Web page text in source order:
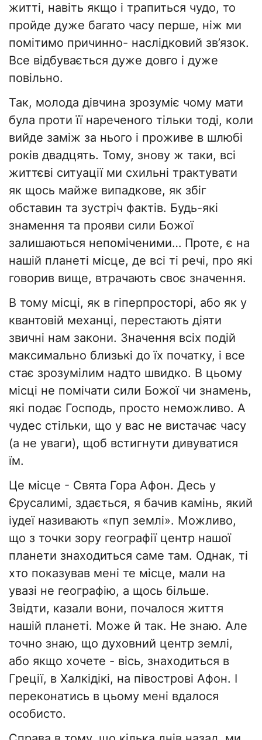
житті, навіть якщо і трапиться чудо, то
пройде дуже багато часу перше, ніж ми
помітимо причинно- наслідковий зв’язок.
Все відбувається дуже довго і дуже
повільно.
Так, молода дівчина зрозуміє чому мати
була проти її нареченого тільки тоді, коли
вийде заміж за нього і проживе в шлюбі
років двадцять. Тому, знову ж таки, всі
життєві ситуації ми схильні трактувати
як щось майже випадкове, як збіг
обставин та зустріч фактів. Будь-які
знамення та прояви сили Божої
залишаються непоміченими… Проте, є на
нашій планеті місце, де всі ті речі, про які
говорив вище, втрачають своє значення.
В тому місці, як в гіперпросторі, або як у
квантовій механці, перестають діяти
звичні нам закони. Значення всіх подій
максимально близькі до їх початку, і все
стає зрозумілим надто швидко. В цьому
місці не помічати сили Божої чи знамень,
які подає Господь, просто неможливо. А
чудес стільки, що у вас не вистачає часу
(а не уваги), щоб встигнути дивуватися
їм.
Це місце - Свята Гора Афон. Десь у
Єрусалимі, здається, я бачив камінь, який
іудеї називають «пуп землі». Можливо,
що з точки зору географії центр нашої
планети знаходиться саме там. Однак, ті
хто показував мені те місце, мали на
увазі не географію, а щось більше.
Звідти, казали вони, почалося життя
нашій планеті. Може й так. Не знаю. Але
точно знаю, що духовний центр землі,
або якщо хочете - вісь, знаходиться в
Греції, в Халкідікі, на півострові Афон. І
переконатись в цьому мені вдалося
особисто.